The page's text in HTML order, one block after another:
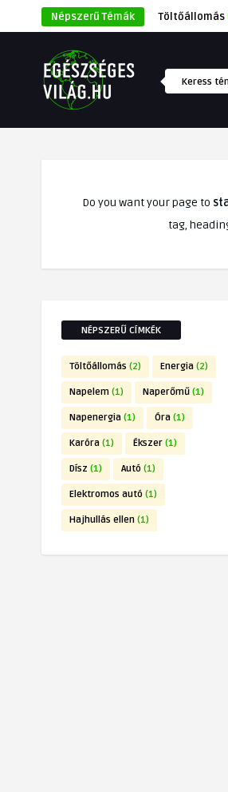
Népszerű Témák Töltőállomás
Do you want your page to
tag,
NÉPSZERŰ CÍMKÉK
Töltőállomás (2) Energia (2)
Napelem (1) Naperőmű (1)
Napenergia (1) Óra (1)
Karóra (1) Ékszer (1)
Dísz (1) Autó (1)
Elektromos autó (1)
Hajhullás ellen (1)